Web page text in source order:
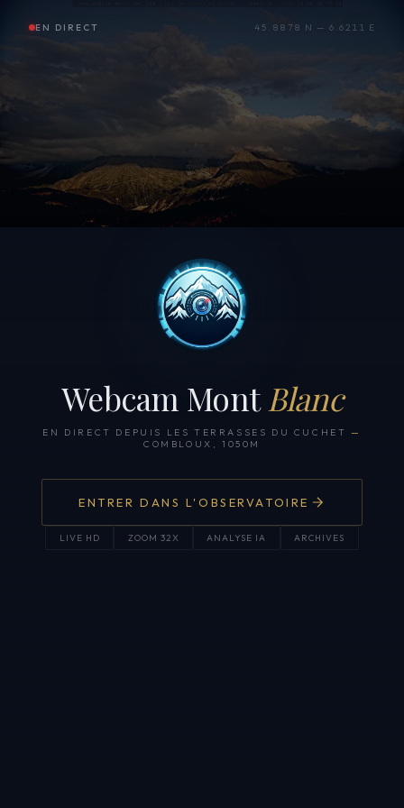
EN DIRECT 45.8878 N — 6.6211 E
Webcam Mont Blanc
EN DIRECT DEPUIS LES TERRASSES DU CUCHET —
COMBLOUX, 1050M
ENTRER DANS L'OBSERVATOIRE
LIVE HD ZOOM 32X ANALYSE IA ARCHIVES